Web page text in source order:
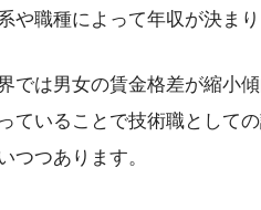
や職種によって年収が決まり
では男女の賃金格差が縮小
ていることで技術職として
つつあります。